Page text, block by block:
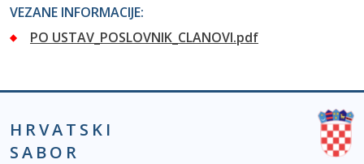
VEZANE INFORMACIJE:
PO USTAV_POSLOVNIK_CLANOVI.pdf
HRVATSKI
SABOR